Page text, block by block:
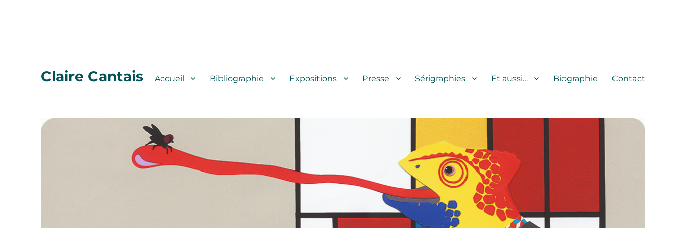
Claire Cantais Accueil Bibliographie Expositions Presse Sérigraphies Et aussi… Biographie Contact